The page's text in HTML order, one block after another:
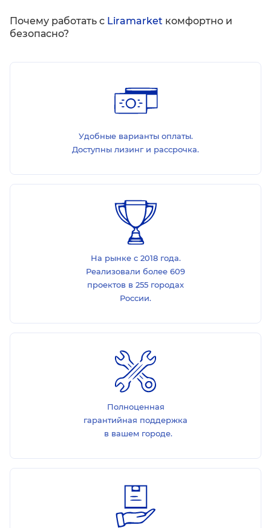
Почему работать с Liramarket комфортно и
безопасно?
Удобные варианты оплаты.
Доступны лизинг и рассрочка.
На рынке с 2018 года.
Реализовали более 609
проектов в 255 городах
России.
Полноценная
гарантийная поддержка
в вашем городе.